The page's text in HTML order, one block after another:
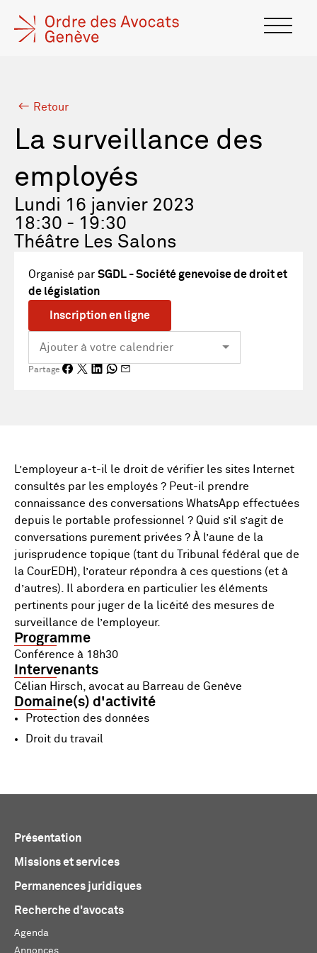
Retour
La surveillance des
employés
Lundi 16 janvier 2023
18:30 - 19:30
Théâtre Les Salons
Organisé par SGDL - Société genevoise de droit et
de législation
Inscription en ligne
Partage
L’employeur a-t-il le droit de vérifier les sites Internet
consultés par les employés ? Peut-il prendre
connaissance des conversations WhatsApp effectuées
depuis le portable professionnel ? Quid s’il s’agit de
conversations purement privées ? À l’aune de la
jurisprudence topique (tant du Tribunal fédéral que de
la CourEDH), l’orateur répondra à ces questions (et à
d’autres). Il abordera en particulier les éléments
pertinents pour juger de la licéité des mesures de
surveillance de l’employeur.
Programme
Conférence à 18h30
Intervenants
Célian Hirsch, avocat au Barreau de Genève
Domaine(s) d'activité
Protection des données
Droit du travail
Présentation
Missions et services
Permanences juridiques
Recherche d'avocats
Agenda
Annonces